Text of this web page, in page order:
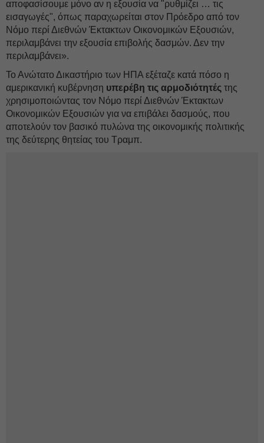
αποφασίσουμε μόνο αν η εξουσία να "ρυθμίζει … τις
εισαγωγές", όπως παραχωρείται στον Πρόεδρο από τον
Νόμο περί Διεθνών Έκτακτων Οικονομικών Εξουσιών,
περιλαμβάνει την εξουσία επιβολής δασμών. Δεν την
περιλαμβάνει».
Το Ανώτατο Δικαστήριο των ΗΠΑ εξέταζε κατά πόσο η
αμερικανική κυβέρνηση υπερέβη τις αρμοδιότητές της
χρησιμοποιώντας τον Νόμο περί Διεθνών Έκτακτων
Οικονομικών Εξουσιών για να επιβάλει δασμούς, που
αποτελούν τον βασικό πυλώνα της οικονομικής πολιτικής
της δεύτερης θητείας του Τραμπ.